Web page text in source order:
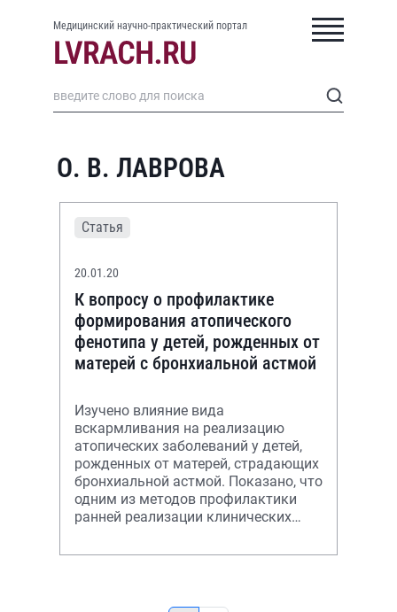
Медицинский научно-практический портал
О. В. ЛАВРОВА
Статья
20.01.20
К вопросу о профилактике
формирования атопического
фенотипа у детей, рожденных от
матерей с бронхиальной астмой
Изучено влияние вида
вскармливания на реализацию
атопических заболеваний у детей,
рожденных от матерей, страдающих
бронхиальной астмой. Показано, что
одним из методов профилактики
ранней реализации клинических
невозможности